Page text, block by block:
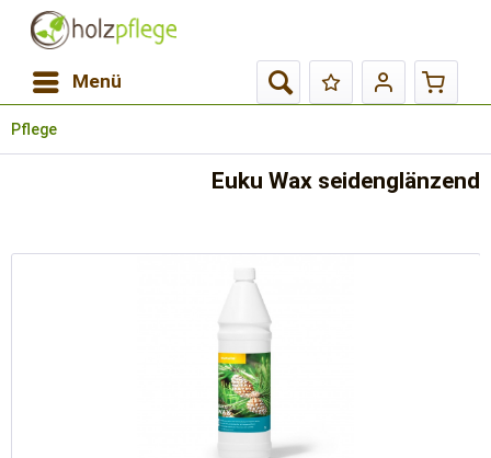
Menü
Pflege
Euku Wax seidenglänzend